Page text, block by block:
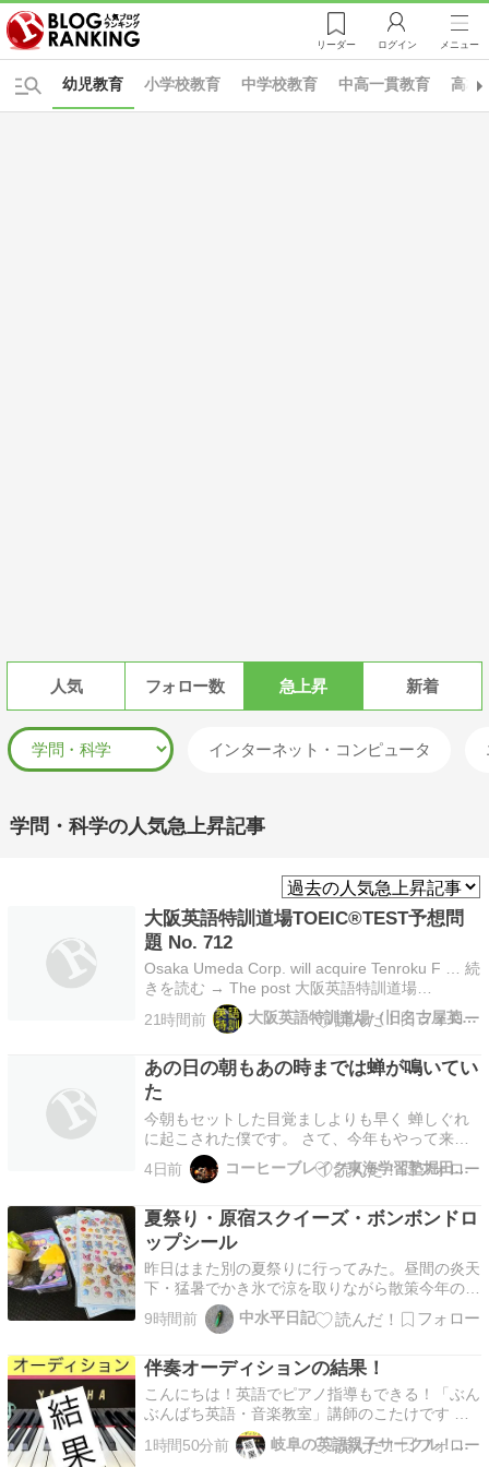
リーダー ログイン メニュー
幼児教育 小学校教育 中学校教育 中高一貫教育 高校
人気 フォロー数 急上昇 新着
インターネット・コンピュータ
学問・科学の人気急上昇記事
大阪英語特訓道場TOEIC®TEST予想問
題 No. 712
Osaka Umeda Corp. will acquire Tenroku F … 続
きを読む → The post 大阪英語特訓道場
TOEIC®TEST予想問題 No. 712 first appeared
on 大阪梅田TOEIC®短期集中講座.
21時間前 大阪英語特訓道場（旧名古屋英語特訓道場）
あの日の朝もあの時までは蝉が鳴いてい
た
今朝もセットした目覚ましよりも早く 蝉しぐれ
に起こされた僕です。 さて、今年もやって来ま
した、この日が。 みなさん、８月６日は何の日
ですか？ えっ、わたしの誕生日ですって・・・
つ、８月６日は僕たちが忘れてはならない大きな
記念日です。…
4日前 コーヒーブレイク東海学習塾堀田教室カフェ
夏祭り・原宿スクイーズ・ボンボンドロ
ップシール
昨日はまた別の夏祭りに行ってみた。昼間の炎天
下・猛暑でかき氷で涼を取りながら散策今年の出
店で目立ったのが触り心地が良く人気の「原宿ス
クイーズ」と少し前に流行っていた「ボンボンド
で、実際には類似品だったり外れがきゅんポップ
シールだったりそこ…
9時間前 中水平日記
伴奏オーディションの結果！
こんにちは！英語でピアノ指導もできる！「ぶん
ぶんばち英語・音楽教室」講師のこたけです 音
大卒でTOEIC９４０2人の子のママで保育士資格
保有の英語・ピアノ・英語リトミック講師です
1時間50分前 岐阜の英語親子サークル！ぶんぶんばちえいごクラブ